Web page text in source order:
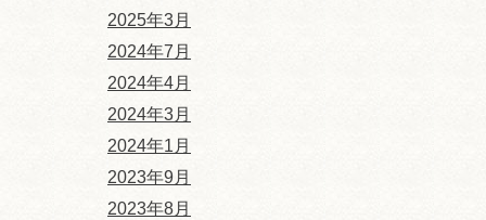
2025年3月
2024年7月
2024年4月
2024年3月
2024年1月
2023年9月
2023年8月